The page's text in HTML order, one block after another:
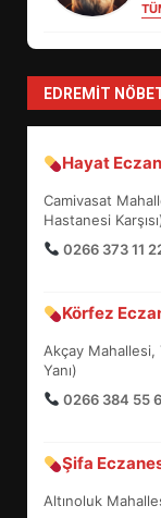
EDREMIT
Hayat
Camivasat
Hastanesi
0266 373 11
Körfez
Akçay
Yanı)
0266 384 55
Şifa
Altınoluk
4
5
6
7